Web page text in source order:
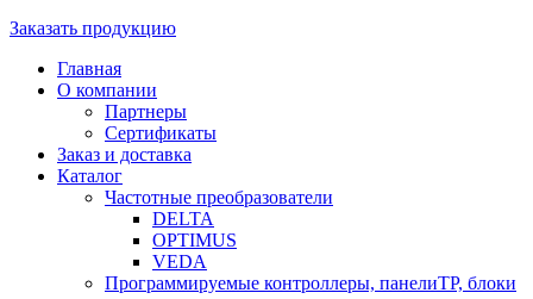
Заказать продукцию
Главная
О компании
Партнеры
Сертификаты
Заказ и доставка
Каталог
Частотные преобразователи
DELTA
OPTIMUS
VEDA
Программируемые контроллеры, панелиTP, блоки